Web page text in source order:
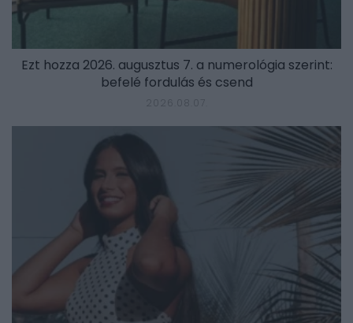
Ezt hozza 2026. augusztus 7. a numerológia szerint:
befelé fordulás és csend
2026.08.07.